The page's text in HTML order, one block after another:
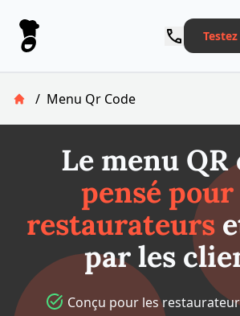
Le Pronto
Retour à la page d'accueil
/ Menu Qr Code
Le menu QR
pensé pour
restaurateurs
par les
Conçu pour les